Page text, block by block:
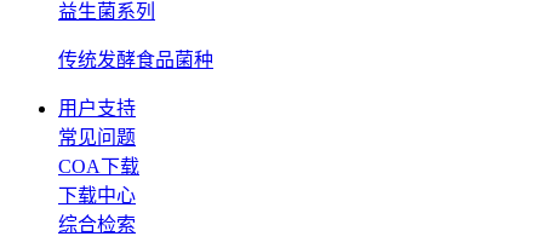
益生菌系列
传统发酵食品菌种
用户支持
常见问题
COA下载
下载中心
综合检索